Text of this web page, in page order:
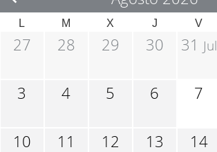
L M X J V
27 28 29 30 31 Jul
3 4 5 6 7
10 11 12 13 14